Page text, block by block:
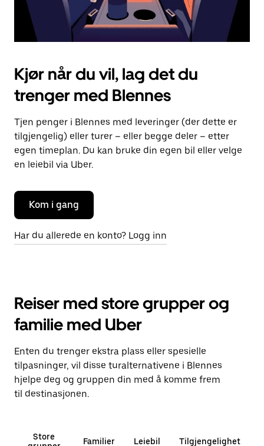
Kjør når du vil, lag det du
trenger med Blennes
Tjen penger i Blennes med leveringer (der dette er
tilgjengelig) eller turer – eller begge deler – etter
egen timeplan. Du kan bruke din egen bil eller velge
en leiebil via Uber.
Kom i gang
Har du allerede en konto? Logg inn
Reiser med store grupper og
familie med Uber
Enten du trenger ekstra plass eller spesielle
tilpasninger, vil disse turalternativene i Blennes
hjelpe deg og gruppen din med å komme frem
til destinasjonen.
Store
Familier Leiebil Tilgjengelighet